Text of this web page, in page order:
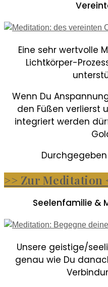
Eine sehr wertvolle
Lichtkörper-
Wenn Du
den Füßen verlierst
integriert werden
Durchgegeben
>> Zur Meditation
Seelenfamilie &
Unsere geistige/
genau wie Du